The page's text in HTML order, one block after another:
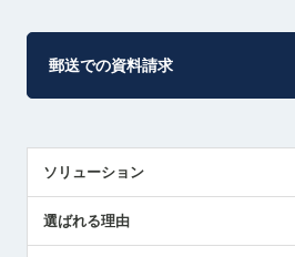
郵送での資料請求
ソリューション
解決策提案
選ばれる理由